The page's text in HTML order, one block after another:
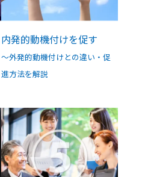
内発的動機付けを促す
～外発的動機付けとの違い・促
進方法を解説